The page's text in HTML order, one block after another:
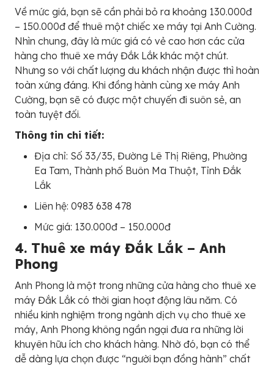
Về mức giá, bạn sẽ cần phải bỏ ra khoảng 130.000đ
– 150.000đ để thuê một chiếc xe máy tại Anh Cường.
Nhìn chung, đây là mức giá có vẻ cao hơn các cửa
hàng cho thuê xe máy Đắk Lắk khác một chút.
Nhưng so với chất lượng du khách nhận được thì hoàn
toàn xứng đáng. Khi đồng hành cùng xe máy Anh
Cường, bạn sẽ có được một chuyến đi suôn sẻ, an
toàn tuyệt đối.
Thông tin chi tiết:
Địa chỉ: Số 33/35, Đường Lê Thị Riêng, Phường
Ea Tam, Thành phố Buôn Ma Thuột, Tỉnh Đắk
Lắk
Liên hệ: 0983 638 478
Mức giá: 130.000đ – 150.000đ
4. Thuê xe máy Đắk Lắk – Anh
Phong
Anh Phong là một trong những cửa hàng cho thuê xe
máy Đắk Lắk có thời gian hoạt động lâu năm. Có
nhiều kinh nghiệm trong ngành dịch vụ cho thuê xe
máy, Anh Phong không ngần ngại đưa ra những lời
khuyên hữu ích cho khách hàng. Nhờ đó, bạn có thể
dễ dàng lựa chọn được “người bạn đồng hành” chất